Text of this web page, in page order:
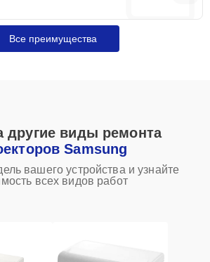
Все преимущества
другие виды ремонта
Samsung
вашего устройства и узнайте
всех видов работ